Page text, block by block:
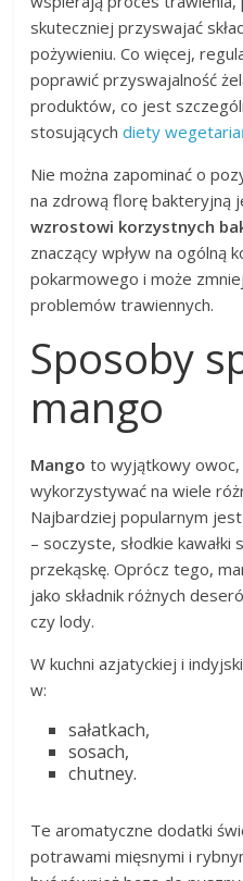
skuteczniej przyswajać
pożywieniu. Co więcej,
poprawić przyswajalność
produktów, co jest
stosującychdiety
Nie można zapominać o
na zdrową florę bakteryjną
wzrostowi korzystnych
znaczący wpływ na ogólną
pokarmowego i może
problemów trawiennych.
Sposoby
mango
Mango to wyjątkowy owoc,
wykorzystywać na wiele
Najbardziej popularnym
– soczyste, słodkie kawałki
przekąskę. Oprócz tego,
jako składnik różnych
czy lody.
W kuchni azjatyckiej i
w:
sałatkach,
sosach,
chutney.
Te aromatyczne dodatki
potrawami mięsnymi i